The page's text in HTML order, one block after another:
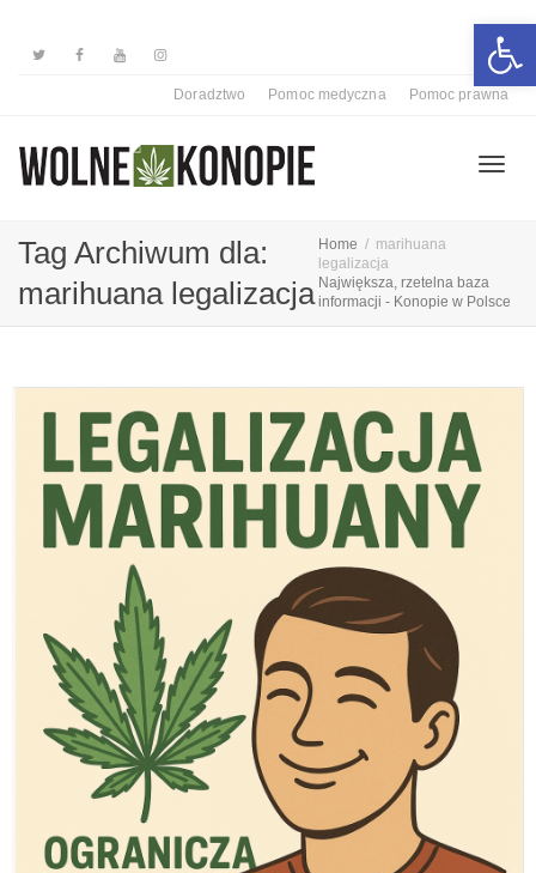
Doradztwo Pomoc medyczna Pomoc prawna
Tag Archiwum dla:
marihuana legalizacja
Home
marihuana
legalizacja
Największa, rzetelna baza
informacji - Konopie w Polsce